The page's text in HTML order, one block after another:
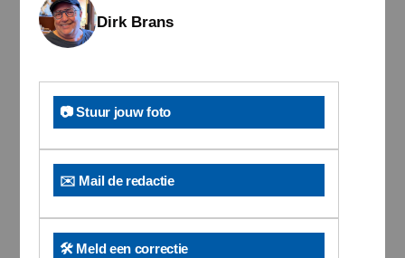
Dirk Brans
📷 Stuur jouw foto
✉️ Mail de redactie
🛠️ Meld een correctie